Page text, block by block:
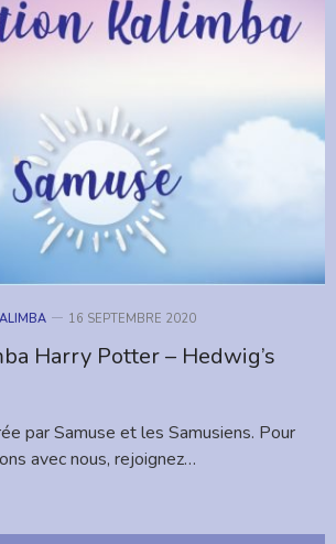
16 SEPTEMBRE 2020
Harry Potter – Hedwig’s
par Samuse et les Samusiens. Pour
avec nous, rejoignez…